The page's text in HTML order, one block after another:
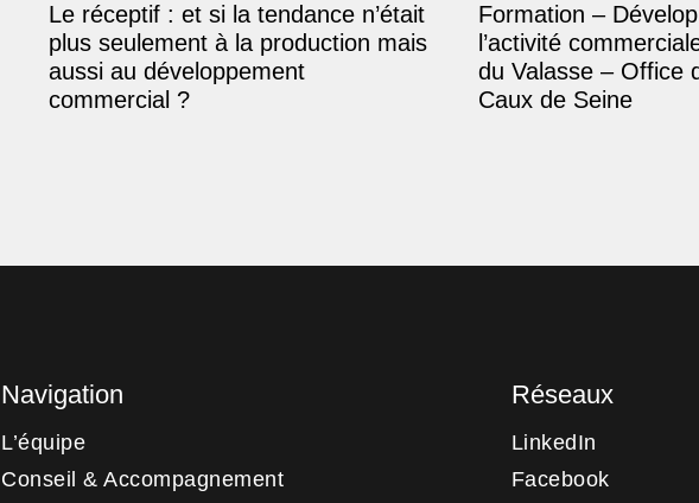
Le réceptif : et si la tendance n’était
plus seulement à la production mais
aussi au développement
commercial ?
Formation –
l’activité
du Valasse – Office
Caux de Seine
Navigation
L’équipe
Conseil & Accompagnement
Réseaux
LinkedIn
Facebook